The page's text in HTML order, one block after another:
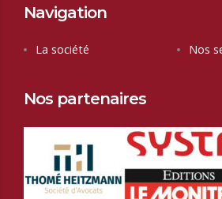
Navigation
La société Nos
Nos partenaires